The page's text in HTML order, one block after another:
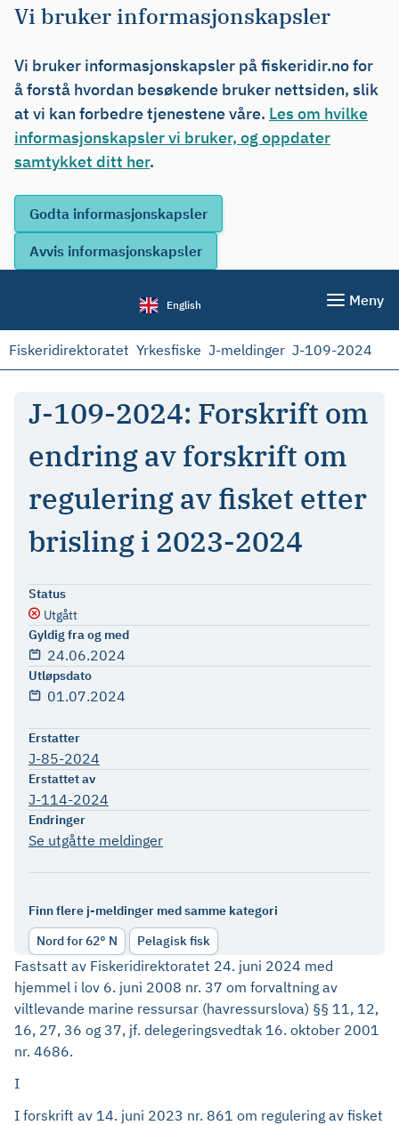
Vi bruker informasjonskapsler
Vi bruker informasjonskapsler på fiskeridir.no for
å forstå hvordan besøkende bruker nettsiden, slik
at vi kan forbedre tjenestene våre. Les om hvilke
informasjonskapsler vi bruker, og oppdater
samtykket ditt her.
English Meny
Fiskeridirektoratet Yrkesfiske J-meldinger J-109-2024
J-109-2024: Forskrift om
endring av forskrift om
regulering av fisket etter
brisling i 2023-2024
Status
Utgått
Gyldig fra og med
24.06.2024
Utløpsdato
01.07.2024
Erstatter
J-85-2024
Erstattet av
J-114-2024
Endringer
Se utgåtte meldinger
Finn flere j-meldinger med samme kategori
Nord for 62° N
Pelagisk fisk
Fastsatt av Fiskeridirektoratet 24. juni 2024 med
hjemmel i lov 6. juni 2008 nr. 37 om forvaltning av
viltlevande marine ressursar (havressurslova) §§ 11, 12,
16, 27, 36 og 37, jf. delegeringsvedtak 16. oktober 2001
nr. 4686.
I
I forskrift av 14. juni 2023 nr. 861 om regulering av fisket